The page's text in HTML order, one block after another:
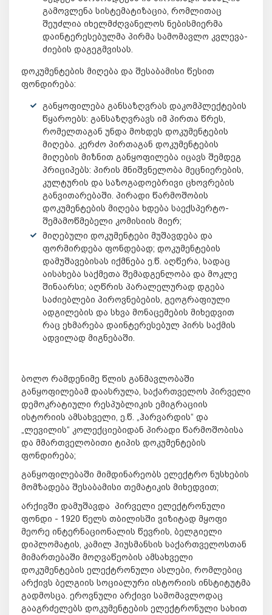
გამოვლენა სისტემატიზაცია, რომლითაც
შეუძლია იხელმძღვანელოს ნებისმიერმა
დაინტერესებულმა პირმა სამომავლო კვლევა-
ძიების დაგეგმვისას.
დოკუმენტების მიღება და შესაბამისი წესით
ფონდირება:
განყოფილება განსაზღვრას დაკომპლექტების
წყაროებს: განსაზღვრავს იმ პირთა წრეს,
რომელთაგან უნდა მოხდეს დოკუმენტების
მიღება. კერძო პირთაგან დოკუმენტების
მიღების მიზნით განყოფილება იცავს შემდეგ
პრიციპებს: პირის მნიშვნელობა მეცნიერების,
კულტურის და საზოგადოებრივი ცხოვრების
განვითარებაში. პირადი წარმოშობის
დოკუმენტების მიღება ხდება საექსპერტო-
შემამოწმებელი კომისიის მიერ;
მიღებული დოკუმენტები მუშავდება და
ფორმირდება ფონდებად; დოკუმენტების
დამუშავებისას იქმნება ე.წ. აღწერა, სადაც
აისახება საქმეთა შემადგენლობა და მოკლე
შინაარსი; აღწრის პარალელურად დგება
საძიებლები პიროვნებების, გეოგრაფიული
ადგილების და სხვა მონაცემების მიხედვით
რაც ეხმარება დაინტერესებულ პირს საქმის
ადვილად მიგნებაში.
ბოლო რამდენიმე წლის განმავლობაში
განყოფილებამ დაასრულა, საქართველოს პირველი
დემოკრატიული რესპუბლიკის ემიგრაციის
ისტორიის ამსახველი, ე.წ. „ჰარვარდის“ და
„ლევილის“ კოლექციებიდან პირადი წარმოშობისა
და მმართველობითი ტიპის დოკუმენტების
ფონდირება;
განყოფილებაში მიმდინარეობს ელექტრო ნუსხების
მომზადება შესაბამისი თემატიკის მიხედვით;
არქივში დამუშავდა პირველი ელექტრონული
ფონდი - 1920 წელს თბილისში ვიზიტად მყოფი
მეორე ინტერნაციონალის წევრის, ბელგიელი
დიპლომატის, კამილ ჰიუსმანსის საქართველოსთან
მიმართებაში მოღვაწეობის ამსახველი
დოკუმენტების ელექტრონული ასლები, რომლებიც
არქივს ბელგიის სოციალური ისტორიის ინსტიტუტმა
გადმოსცა. ეროვნული არქივი სამომავლოდაც
გააგრძელებს დოკუმენტების ელექტრონული სახით